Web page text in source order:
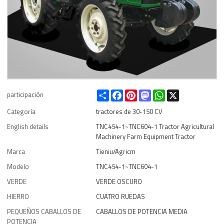
participación ShareFacebookPinterestMastodonWhatsApp
Categoría
tractores de 30-150 CV
English details
TNC454-1~TNC604-1 Tractor Agricultural
Machinery Farm Equipment Tractor
Marca
Tieniu/Agricm
Modelo
TNC454-1~TNC604-1
VERDE
VERDE OSCURO
HIERRO
CUATRO RUEDAS
PEQUEÑOS CABALLOS DE
POTENCIA
CABALLOS DE POTENCIA MEDIA